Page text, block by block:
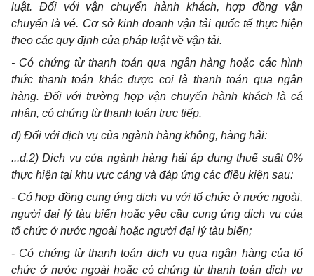
luật. Đối với vận chuyển hành khách, hợp đồng vận
chuyển là vé. Cơ sở kinh doanh vận tải quốc tế thực hiện
theo các quy định của pháp luật về vận tải.
- Có chứng từ thanh toán qua ngân hàng hoặc các hình
thức thanh toán khác được coi là thanh toán qua ngân
hàng. Đối với trường hợp vận chuyển hành khách là cá
nhân, có chứng từ thanh toán trực tiếp.
d) Đối với dịch vụ của ngành hàng không, hàng hải:
...d.2) Dịch vụ của ngành hàng hải áp dụng thuế suất 0%
thực hiện tại khu vực cảng và đáp ứng các điều kiện sau:
- Có hợp đồng cung ứng dịch vụ với tổ chức ở nước ngoài,
người đại lý tàu biển hoặc yêu cầu cung ứng dịch vụ của
tổ chức ở nước ngoài hoặc người đại lý tàu biển;
- Có chứng từ thanh toán dịch vụ qua ngân hàng của tổ
chức ở nước ngoài hoặc có chứng từ thanh toán dịch vụ